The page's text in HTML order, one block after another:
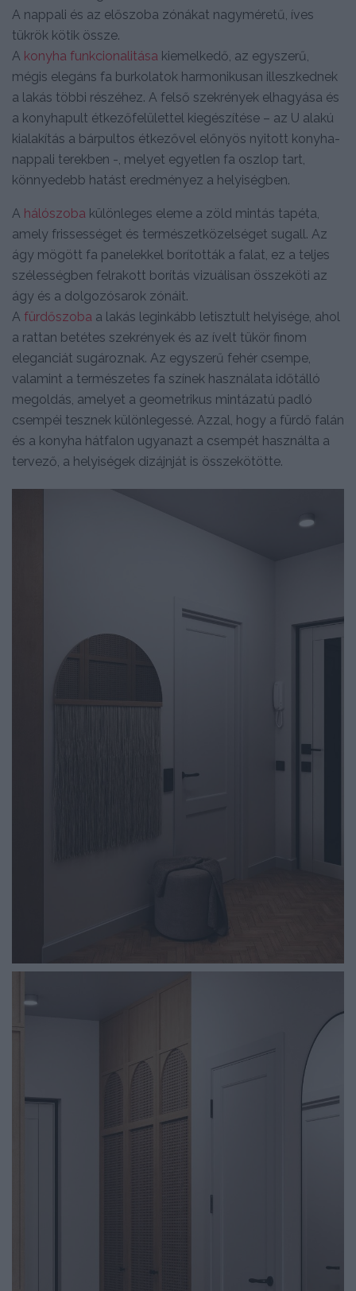
A nappali és az előszoba zónákat nagyméretű, íves
tükrök kötik össze.
A konyha funkcionalitása kiemelkedő, az egyszerű,
mégis elegáns fa burkolatok harmonikusan illeszkednek
a lakás többi részéhez. A felső szekrények elhagyása és
a konyhapult étkezőfelülettel kiegészítése – az U alakú
kialakítás a bárpultos étkezővel előnyös nyitott konyha-
nappali terekben -, melyet egyetlen fa oszlop tart,
könnyedebb hatást eredményez a helyiségben.
A hálószoba különleges eleme a zöld mintás tapéta,
amely frissességet és természetközelséget sugall. Az
ágy mögött fa panelekkel borították a falat, ez a teljes
szélességben felrakott borítás vizuálisan összeköti az
ágy és a dolgozósarok zónáit.
A fürdőszoba a lakás leginkább letisztult helyisége, ahol
a rattan betétes szekrények és az ívelt tükör finom
eleganciát sugároznak. Az egyszerű fehér csempe,
valamint a természetes fa színek használata időtálló
megoldás, amelyet a geometrikus mintázatú padló
csempéi tesznek különlegessé. Azzal, hogy a fürdő falán
és a konyha hátfalon ugyanazt a csempét használta a
tervező, a helyiségek dizájnját is összekötötte.